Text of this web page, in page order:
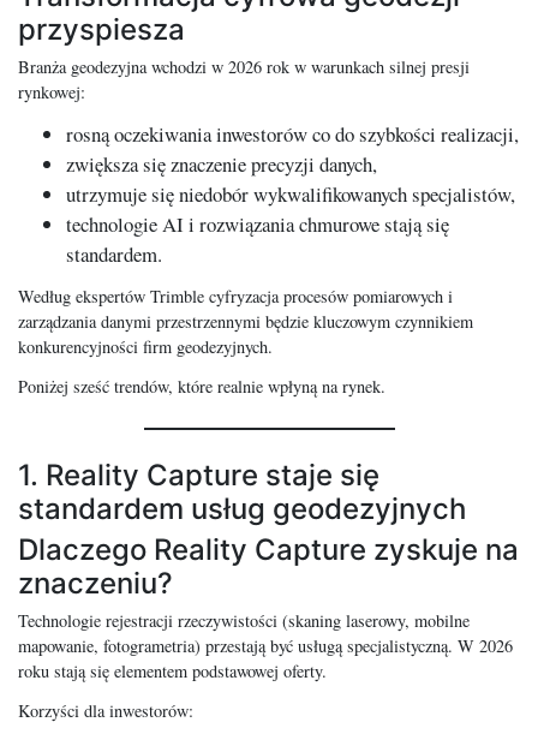
przyspiesza
Branża geodezyjna wchodzi w 2026 rok w warunkach silnej presji
rynkowej:
rosną oczekiwania inwestorów co do szybkości realizacji,
zwiększa się znaczenie precyzji danych,
utrzymuje się niedobór wykwalifikowanych specjalistów,
technologie AI i rozwiązania chmurowe stają się
standardem.
Według ekspertów Trimble cyfryzacja procesów pomiarowych i
zarządzania danymi przestrzennymi będzie kluczowym czynnikiem
konkurencyjności firm geodezyjnych.
Poniżej sześć trendów, które realnie wpłyną na rynek.
1. Reality Capture staje się
standardem usług geodezyjnych
Dlaczego Reality Capture zyskuje na
znaczeniu?
Technologie rejestracji rzeczywistości (skaning laserowy, mobilne
mapowanie, fotogrametria) przestają być usługą specjalistyczną. W 2026
roku stają się elementem podstawowej oferty.
Korzyści dla inwestorów: